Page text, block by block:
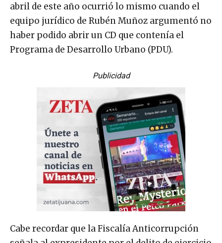
abril de este año ocurrió lo mismo cuando el
equipo jurídico de Rubén Muñoz argumentó no
haber podido abrir un CD que contenía el
Programa de Desarrollo Urbano (PDU).
Publicidad
Cabe recordar que la Fiscalía Anticorrupción